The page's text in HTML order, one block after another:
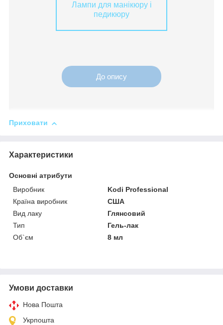
Лампи для манікюру і
педикюру
До опису
Приховати
Характеристики
Основні атрибути
Виробник
Kodi Professional
Країна виробник
США
Вид лаку
Глянсовий
Тип
Гель-лак
Об`єм
8 мл
Умови доставки
Нова Пошта
Укрпошта